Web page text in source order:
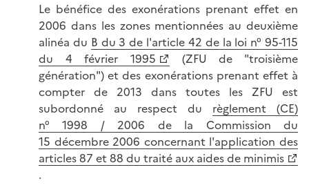
Le bénéfice des exonérations prenant effet en
2006 dans les zones mentionnées au deuxième
alinéa du B du 3 de l'article 42 de la loi n° 95-115
du 4 février 1995
(ZFU de "troisième
génération") et des exonérations prenant effet à
compter de 2013 dans toutes les ZFU est
subordonné au respect du règlement (CE)
n° 1998 / 2006 de la Commission du
15 décembre 2006 concernant l'application des
articles 87 et 88 du traité aux aides de minimis
.